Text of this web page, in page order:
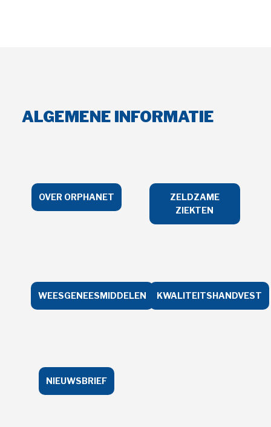
ALGEMENE INFORMATIE
OVER ORPHANET
ZELDZAME
ZIEKTEN
WEESGENEESMIDDELEN KWALITEITSHANDVEST
NIEUWSBRIEF